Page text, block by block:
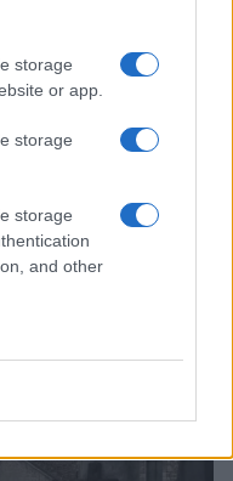
storage
or app.
storage
storage
and other
migliaia di